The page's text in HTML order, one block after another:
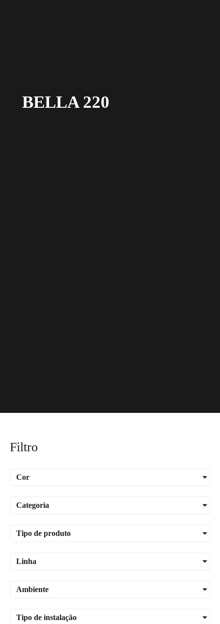
BELLA 220
Filtro
Cor
Categoria
Tipo de produto
Linha
Ambiente
Tipo de instalação